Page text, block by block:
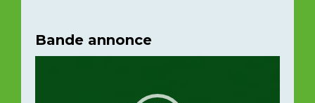
Bande annonce